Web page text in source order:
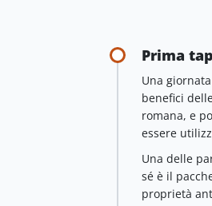
Prima
Una
benefici
romana, e
essere
Una delle
sé è il
proprietà